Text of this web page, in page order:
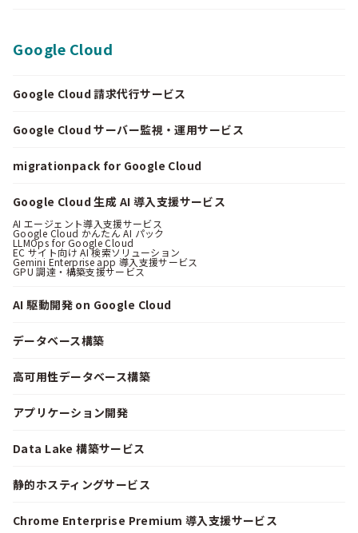
Google Cloud
Google Cloud 請求代行サービス
Google Cloud サーバー監視・運用サービス
migrationpack for Google Cloud
Google Cloud 生成 AI 導入支援サービス
AI エージェント導入支援サービス
Google Cloud かんたん AI パック
LLMOps for Google Cloud
EC サイト向け AI 検索ソリューション
Gemini Enterprise app 導入支援サービス
GPU 調達・構築支援サービス
AI 駆動開発 on Google Cloud
データベース構築
高可用性データベース構築
アプリケーション開発
Data Lake 構築サービス
静的ホスティングサービス
Chrome Enterprise Premium 導入支援サービス